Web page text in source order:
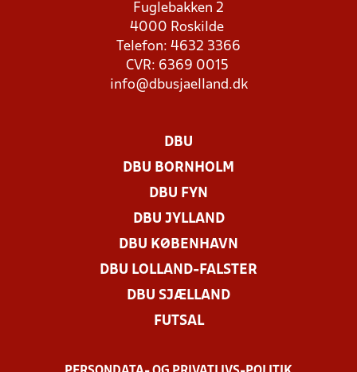
Fuglebakken 2
4000 Roskilde
Telefon: 4632 3366
CVR: 6369 0015
info@dbusjaelland.dk
DBU
DBU BORNHOLM
DBU FYN
DBU JYLLAND
DBU KØBENHAVN
DBU LOLLAND-FALSTER
DBU SJÆLLAND
FUTSAL